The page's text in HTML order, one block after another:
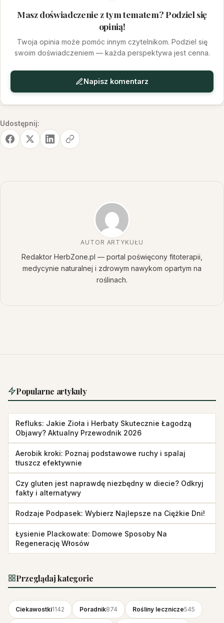
Masz doświadczenie z tym tematem? Podziel się
opinią!
Twoja opinia może pomóc innym czytelnikom. Podziel się
swoim doświadczeniem — każda perspektywa jest cenna.
Napisz komentarz
Udostępnij:
AUTOR ARTYKUŁU
Redaktor HerbZone.pl — portal poświęcony fitoterapii,
medycynie naturalnej i zdrowym nawykom opartym na
roślinach.
Popularne artykuły
Refluks: Jakie Zioła i Herbaty Skutecznie Łagodzą
Objawy? Aktualny Przewodnik 2026
Aerobik kroki: Poznaj podstawowe ruchy i spalaj
tłuszcz efektywnie
Czy gluten jest naprawdę niezbędny w diecie? Odkryj
fakty i alternatywy
Rodzaje Podpasek: Wybierz Najlepsze na Ciężkie Dni!
Łysienie Plackowate: Domowe Sposoby Na
Regenerację Włosów
Przeglądaj kategorie
Ciekawostki1142 Poradnik874 Rośliny lecznicze545